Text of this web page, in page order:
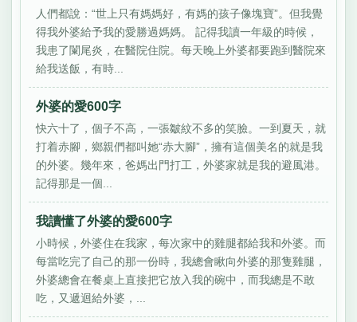
人們都說：“世上只有媽媽好，有媽的孩子像塊寶”。但我覺
得我外婆給予我的愛勝過媽媽。 記得我讀一年級的時候，
我患了闌尾炎，在醫院住院。每天晚上外婆都要跑到醫院來
給我送飯，有時...
外婆的愛600字
快六十了，個子不高，一張皺紋不多的笑臉。一到夏天，就
打着赤腳，鄉親們都叫她“赤大腳”，擁有這個美名的就是我
的外婆。幾年來，爸媽出門打工，外婆家就是我的避風港。
記得那是一個...
我讀懂了外婆的愛600字
小時候，外婆住在我家，每次家中的雞腿都給我和外婆。而
每當吃完了自己的那一份時，我總會瞅向外婆的那隻雞腿，
外婆總會在餐桌上直接把它放入我的碗中，而我總是不敢
吃，又遞迴給外婆，...